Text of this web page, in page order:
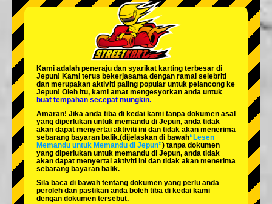
Tukar Kedai
Tokyo Shinagawa Tokyo Akihabara#1
Tokyo Akihabara#2
Tokyo Shibuya Annex Tokyo Bay
Tokyo Asakusa Osaka
Okinawa
Kami adalah peneraju dan syarikat karting terbesar di
Jepun! Kami terus bekerjasama dengan ramai selebriti
dan merupakan aktiviti paling popular untuk pelancong ke
Jepun! Oleh itu, kami amat mengesyorkan anda untuk
buat tempahan secepat mungkin.
Amaran! Jika anda tiba di kedai kami tanpa dokumen asal
yang diperlukan untuk memandu di Jepun, anda tidak
akan dapat menyertai aktiviti ini dan tidak akan menerima
sebarang bayaran balik.(dijelaskan di bawah“Lesen
Memandu untuk Memandu di Jepun”) tanpa dokumen
yang diperlukan untuk memandu di Jepun, anda tidak
akan dapat menyertai aktiviti ini dan tidak akan menerima
sebarang bayaran balik.
Sila baca di bawah tentang dokumen yang perlu anda
peroleh dan pastikan anda boleh tiba di kedai kami
dengan dokumen tersebut.